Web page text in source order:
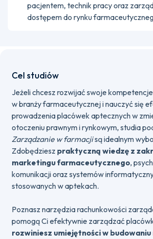
pacjentem, technik pracy oraz
dostępem do rynku
Cel studiów
Jeżeli chcesz rozwijać swoje
w branży farmaceutycznej i nauczyć się
prowadzenia placówek aptecznych w
otoczeniu prawnym i rynkowym, studia
Zarządzanie w farmacjisą idealnym
Zdobędziesz praktyczną wiedzę z
marketingu farmaceutycznego,
komunikacji oraz systemów
stosowanych w aptekach.
Poznasz narzędzia rachunkowości
pomogą Ci efektywnie zarządzać
rozwiniesz umiejętności w budowaniu